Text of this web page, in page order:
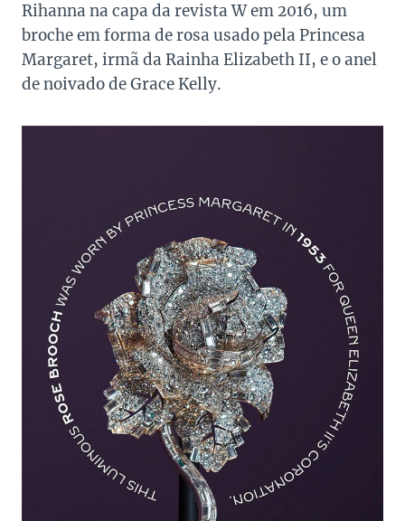
Rihanna na capa da revista W em 2016, um
broche em forma de rosa usado pela Princesa
Margaret, irmã da Rainha Elizabeth II, e o anel
de noivado de Grace Kelly.